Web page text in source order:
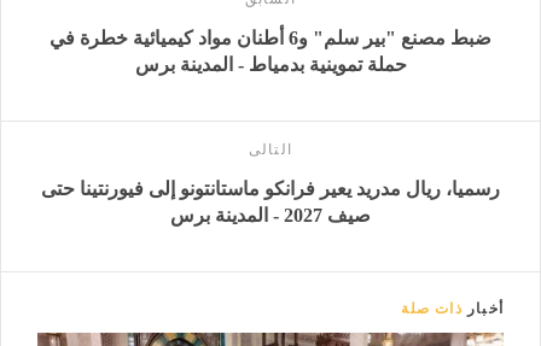
ضبط مصنع "بير سلم" و6 أطنان مواد كيميائية خطرة في
حملة تموينية بدمياط - المدينة برس
التالى
رسميا، ريال مدريد يعير فرانكو ماستانتونو إلى فيورنتينا حتى
صيف 2027 - المدينة برس
أخبار ذات صلة